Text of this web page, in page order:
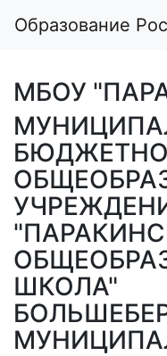
Образование
МБОУ
ШКОЛА"